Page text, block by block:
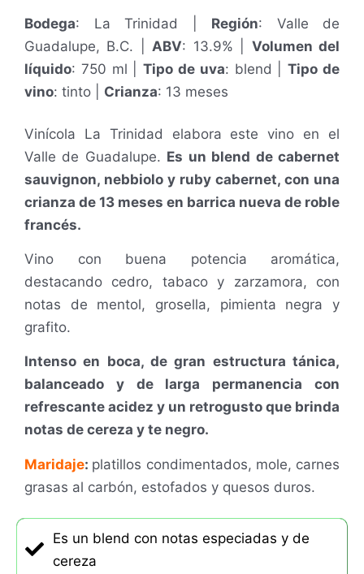
Bodega: La Trinidad | Región: Valle de
Guadalupe, B.C. |ABV: 13.9% | Volumen del
líquido: 750 ml |Tipo de uva: blend |Tipo de
vino: tinto | Crianza: 13 meses
Vinícola La Trinidad elabora este vino en el
Valle de Guadalupe. Es un blend de cabernet
sauvignon, nebbiolo y ruby cabernet, con una
crianza de 13 meses en barrica nueva de roble
francés.
Vino con buena potencia aromática,
destacando cedro, tabaco y zarzamora, con
notas de mentol, grosella, pimienta negra y
grafito.
Intenso en boca, de gran estructura tánica,
balanceado y de larga permanencia con
refrescante acidez y un retrogusto que brinda
notas de cereza y te negro.
Maridaje: platillos condimentados, mole, carnes
grasas al carbón, estofados y quesos duros.
Es un blend con notas especiadas y de
cereza